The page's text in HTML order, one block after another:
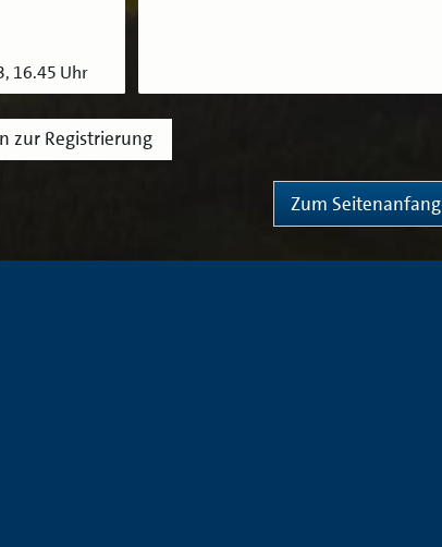
16.45 Uhr
zur Registrierung
Zum Seitenanfang